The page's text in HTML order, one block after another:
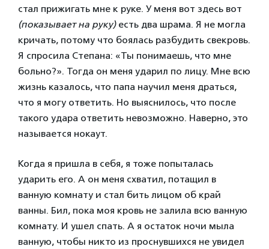
стал прижигать мне к руке. У меня вот здесь вот
(показывает на руку)есть два шрама. Я не могла
кричать, потому что боялась разбудить свекровь.
Я спросила Степана: «Ты понимаешь, что мне
больно?». Тогда он меня ударил по лицу. Мне всю
жизнь казалось, что папа научил меня драться,
что я могу ответить. Но выяснилось, что после
такого удара ответить невозможно. Наверно, это
называется нокаут.
Когда я пришла в себя, я тоже попыталась
ударить его. А он меня схватил, потащил в
ванную комнату и стал бить лицом об край
ванны. Бил, пока моя кровь не залила всю ванную
комнату. И ушел спать. А я остаток ночи мыла
ванную, чтобы никто из проснувшихся не увидел